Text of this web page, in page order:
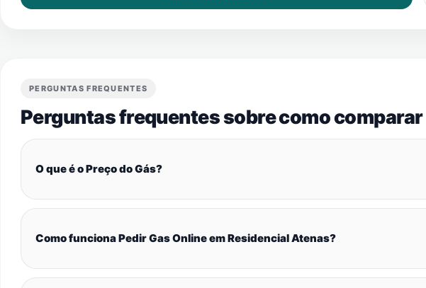
PERGUNTAS FREQUENTES
Perguntas frequentes sobre como
O que é o Preço do Gás?
Como funciona Pedir Gas Online em Residencial Atenas?